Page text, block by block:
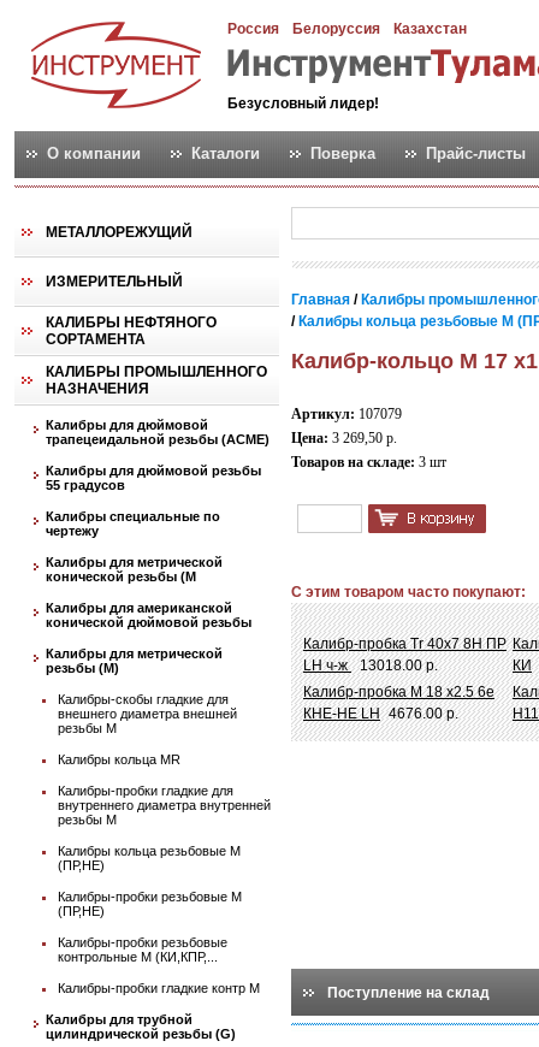
Россия Белоруссия Казахстан
Безусловный лидер!
О компании Каталоги Поверка Прайс-листы
МЕТАЛЛОРЕЖУЩИЙ
ИЗМЕРИТЕЛЬНЫЙ
КАЛИБРЫ НЕФТЯНОГО
СОРТАМЕНТА
КАЛИБРЫ ПРОМЫШЛЕННОГО
НАЗНАЧЕНИЯ
Калибры для дюймовой
трапецеидальной резьбы (АСМЕ)
Калибры для дюймовой резьбы
55 градусов
Калибры специальные по
чертежу
Калибры для метрической
конической резьбы (М
Калибры для американской
конической дюймовой резьбы
Калибры для метрической
резьбы (М)
Калибры-скобы гладкие для
внешнего диаметра внешней
резьбы М
Калибры кольца MR
Калибры-пробки гладкие для
внутреннего диаметра внутренней
резьбы М
Калибры кольца резьбовые М
(ПР,НЕ)
Калибры-пробки резьбовые М
(ПР,НЕ)
Калибры-пробки резьбовые
контрольные М (КИ,КПР,...
Калибры-пробки гладкие контр М
Калибры для трубной
цилиндрической резьбы (G)
Главная / Калибры
/ Калибры кольца резьбовые М
Калибр-кольцо М 17
Артикул: 107079
Цена: 3 269,50 р.
Товаров на складе: 3 шт
С этим товаром часто покупают:
Калибр-пробка Tr 40х7 8Н ПР
LH ч-ж 13018.00 р.
КИ
Калибр-пробка М 18 х2.5 6e
КНЕ-НЕ LH 4676.00 р.
Поступление на склад